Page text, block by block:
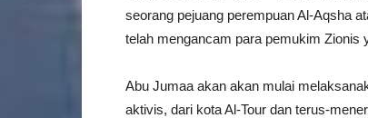
seorang pejuang perempuan Al-Aqsha
telah mengancam para pemukim Zionis
Abu Jumaa akan akan mulai
aktivis, dari kota Al-Tour dan terus-